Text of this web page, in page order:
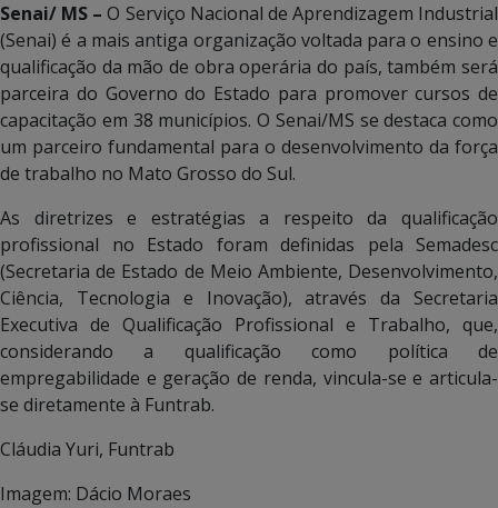
Senai/ MS –O Serviço Nacional de Aprendizagem Industrial
(Senai) é a mais antiga organização voltada para o ensino e
qualificação da mão de obra operária do país, também será
parceira do Governo do Estado para promover cursos de
capacitação em 38 municípios. O Senai/MS se destaca como
um parceiro fundamental para o desenvolvimento da força
de trabalho no Mato Grosso do Sul.
As diretrizes e estratégias a respeito da qualificação
profissional no Estado foram definidas pela Semadesc
(Secretaria de Estado de Meio Ambiente, Desenvolvimento,
Ciência, Tecnologia e Inovação), através da Secretaria
Executiva de Qualificação Profissional e Trabalho, que,
considerando a qualificação como política de
empregabilidade e geração de renda, vincula-se e articula-
se diretamente à Funtrab.
Cláudia Yuri, Funtrab
Imagem: Dácio Moraes